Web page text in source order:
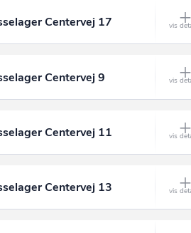
Centervej 17
Centervej 9
Centervej 11
Centervej 13